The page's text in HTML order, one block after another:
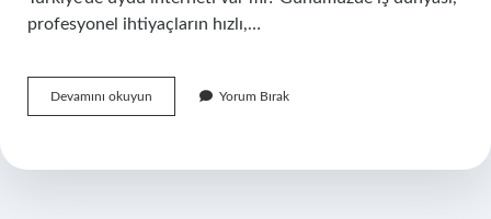
profesyonel ihtiyaçların hızlı,…
Devamını okuyun
Internet
Yorum Bırak